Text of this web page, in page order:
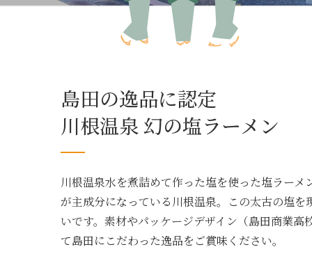
島田の逸品に認定
川根温泉 幻の塩ラーメン
川根温泉水を煮詰めて作った塩を使った塩ラーメ
が主成分になっている川根温泉。この太古の塩を
いです。素材やパッケージデザイン（島田商業高
て島田にこだわった逸品をご賞味ください。